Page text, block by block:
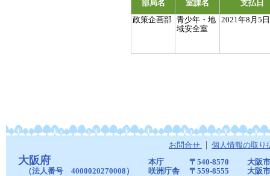
部局名 室課名
支払日
政策企画部 青少年・地
域安全室
2021年8月5日
お問合せ 個人情報の取り
大阪府
（法人番号 4000020270008）
本庁 〒540-8570
大阪
咲洲庁舎
〒559-8555
大阪